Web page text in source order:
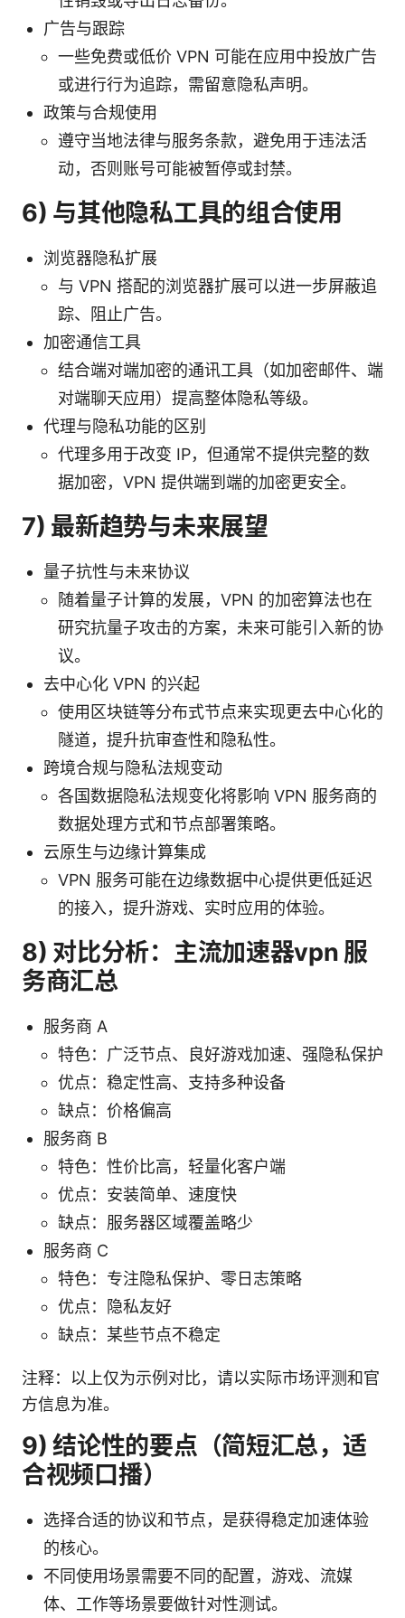
广告与跟踪
一些免费或低价 VPN 可能在应用中投放广告
或进行行为追踪，需留意隐私声明。
政策与合规使用
遵守当地法律与服务条款，避免用于违法活
动，否则账号可能被暂停或封禁。
6) 与其他隐私工具的组合使用
浏览器隐私扩展
与 VPN 搭配的浏览器扩展可以进一步屏蔽追
踪、阻止广告。
加密通信工具
结合端对端加密的通讯工具（如加密邮件、端
对端聊天应用）提高整体隐私等级。
代理与隐私功能的区别
代理多用于改变 IP，但通常不提供完整的数
据加密，VPN 提供端到端的加密更安全。
7) 最新趋势与未来展望
量子抗性与未来协议
随着量子计算的发展，VPN 的加密算法也在
研究抗量子攻击的方案，未来可能引入新的协
议。
去中心化 VPN 的兴起
使用区块链等分布式节点来实现更去中心化的
隧道，提升抗审查性和隐私性。
跨境合规与隐私法规变动
各国数据隐私法规变化将影响 VPN 服务商的
数据处理方式和节点部署策略。
云原生与边缘计算集成
VPN 服务可能在边缘数据中心提供更低延迟
的接入，提升游戏、实时应用的体验。
8) 对比分析：主流加速器vpn 服
务商汇总
服务商 A
特色：广泛节点、良好游戏加速、强隐私保护
优点：稳定性高、支持多种设备
缺点：价格偏高
服务商 B
特色：性价比高，轻量化客户端
优点：安装简单、速度快
缺点：服务器区域覆盖略少
服务商 C
特色：专注隐私保护、零日志策略
优点：隐私友好
缺点：某些节点不稳定
注释：以上仅为示例对比，请以实际市场评测和官
方信息为准。
9) 结论性的要点（简短汇总，适
合视频口播）
选择合适的协议和节点，是获得稳定加速体验
的核心。
不同使用场景需要不同的配置，游戏、流媒
体、工作等场景要做针对性测试。